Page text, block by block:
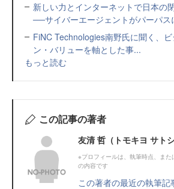
新しい力とインターネットで日本の
──サイバーエージェントがパーパス
FiNC Technologies南野氏に聞く、
ン・バリューを軸とした事...
もっと読む
この記事の著者
友清 哲（トモキヨ サトシ
※プロフィールは、執筆時点、ま
の内容です
この著者の最近の執筆記